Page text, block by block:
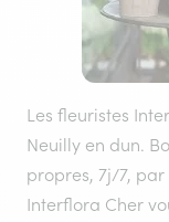
Les fleuristes
Neuilly en dun.
propres, 7j/7,
Interflora Cher